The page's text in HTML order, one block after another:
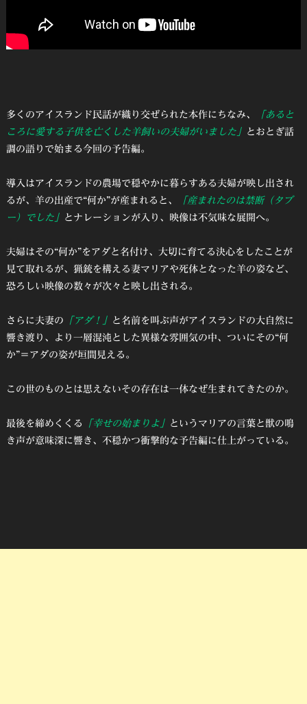
多くのアイスランド民話が織り交ぜられた本作にちなみ、
「あると
ころに愛する子供を亡くした羊飼いの夫婦がいました」 とおとぎ話
調の語りで始まる今回の予告編。
導入はアイスランドの農場で穏やかに暮らすある夫婦が映し出され
るが、羊の出産で“何か”が産まれると、
「産まれたのは禁断（タブ
ー）でした」 とナレーションが入り、映像は不気味な展開へ。
夫婦はその“何か”をアダと名付け、大切に育てる決心をしたことが
見て取れるが、猟銃を構える妻マリアや死体となった羊の姿など、
恐ろしい映像の数々が次々と映し出される。
さらに夫妻の 「アダ！」 と名前を叫ぶ声がアイスランドの大自然に
響き渡り、より一層混沌とした異様な雰囲気の中、ついにその“何
か”＝アダの姿が垣間見える。
この世のものとは思えないその存在は一体なぜ生まれてきたのか。
最後を締めくくる 「幸せの始まりよ」 というマリアの言葉と獣の鳴
き声が意味深に響き、不穏かつ衝撃的な予告編に仕上がっている。